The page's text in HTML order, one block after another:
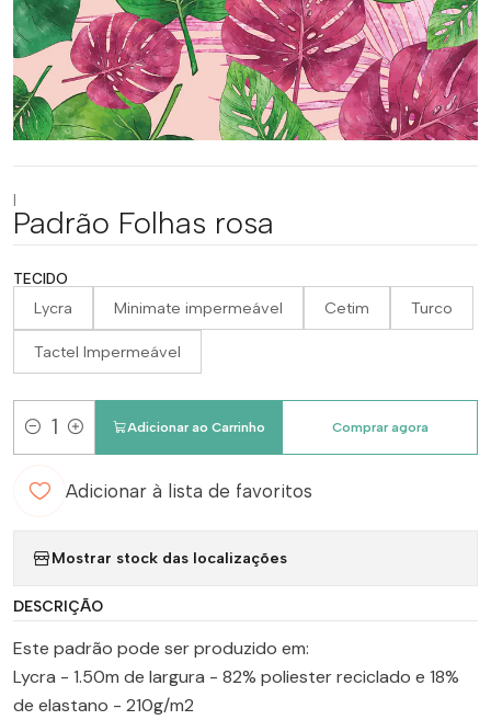
|
Padrão Folhas rosa
TECIDO
Lycra Minimate impermeável Cetim Turco
Tactel Impermeável
Quantidade
Adicionar ao Carrinho Comprar agora
Adicionar à lista de favoritos
Mostrar stock das localizações
DESCRIÇÃO
Este padrão pode ser produzido em:
Lycra - 1.50m de largura - 82% poliester reciclado e 18%
de elastano - 210g/m2